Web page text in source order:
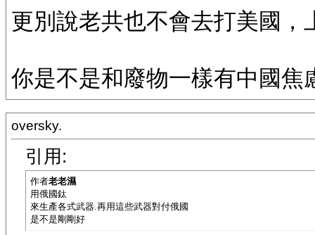
更別說老共也不會去打美國，
你是不是和廢物一樣有中國
oversky.
引用:
作者老老濕
用俄國鈦
來生產各式武器.再用這些武器對付俄國
是不是剛剛好